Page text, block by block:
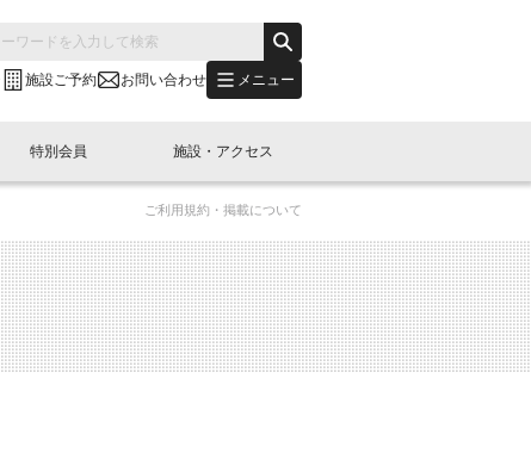
施設ご予約 お問い合わせ メニュー
別会員開催
展・参加
"LINK-BioBAY TOKYO"？
(News Letter)
ラム
ュース・事業紹介
ベント
LINK-J WEST
橋エリアについて
特別会員
込み
施設・アクセス
約
ご利用規約・掲載について